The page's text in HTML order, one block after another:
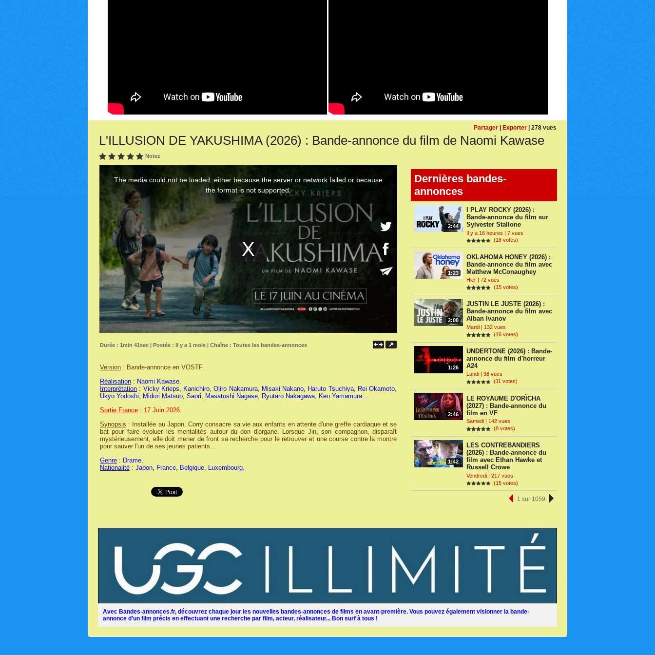
Partager | Exporter | 278 vues
L'ILLUSION DE YAKUSHIMA (2026) : Bande-annonce du film de Naomi Kawase
Notez
Dernières bandes-
annonces
2:44
I PLAY ROCKY (2026) :
Bande-annonce du film sur
Sylvester Stallone
Il y a 16 heures | 7 vues
(18 votes)
1:23
OKLAHOMA HONEY (2026) :
Bande-annonce du film avec
Matthew McConaughey
Hier | 72 vues
(15 votes)
2:00
JUSTIN LE JUSTE (2026) :
Bande-annonce du film avec
Alban Ivanov
Mardi | 132 vues
(16 votes)
1:26
UNDERTONE (2026) : Bande-
annonce du film d'horreur
A24
Lundi | 98 vues
(11 votes)
2:46
LE ROYAUME D'ORÏCHA
(2027) : Bande-annonce du
film en VF
Samedi | 142 vues
(8 votes)
1:42
LES CONTREBANDIERS
(2026) : Bande-annonce du
film avec Ethan Hawke et
Russell Crowe
Vendredi | 217 vues
(15 votes)
1 sur 1059
Durée : 1min 41sec | Postée : Il y a 1 mois | Chaîne : Toutes les bandes-annonces
Version : Bande-annonce en VOSTF.
Réalisation : Naomi Kawase.
Interprétation : Vicky Krieps, Kanichiro, Ojiro Nakamura, Misaki Nakano, Haruto Tsuchiya, Rei Okamoto,
Ukyo Yodoshi, Midori Matsuo, Saori, Masatoshi Nagase, Ryutaro Nakagawa, Ken Yamamura...
Sortie France : 17 Juin 2026.
Synopsis : Installée au Japon, Corry consacre sa vie aux enfants en attente d'une greffe cardiaque et se
bat pour faire évoluer les mentalités autour du don d'organe. Lorsque Jin, son compagnon, disparaît
mystérieusement, elle doit mener de front sa recherche pour le retrouver et une course contre la montre
pour sauver l'un de ses jeunes patients...
Genre : Drame.
Nationalité : Japon, France, Belgique, Luxembourg.
Avec Bandes-annonces.fr, découvrez chaque jour les nouvelles bandes-annonces de films en avant-première. Vous pouvez également visionner la bande-
annonce d'un film précis en effectuant une recherche par film, acteur, réalisateur... Bon surf à tous !